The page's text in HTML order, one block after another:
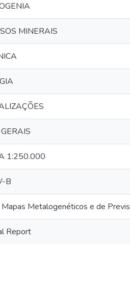
MINERAIS
1:250.000
B
Metalogenéticos e de
Report